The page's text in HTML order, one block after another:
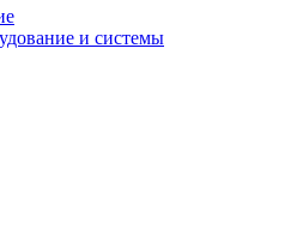
и системы